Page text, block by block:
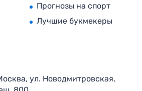
Прогнозы на спорт
Лучшие букмекеры
ул. Новодмитровская,